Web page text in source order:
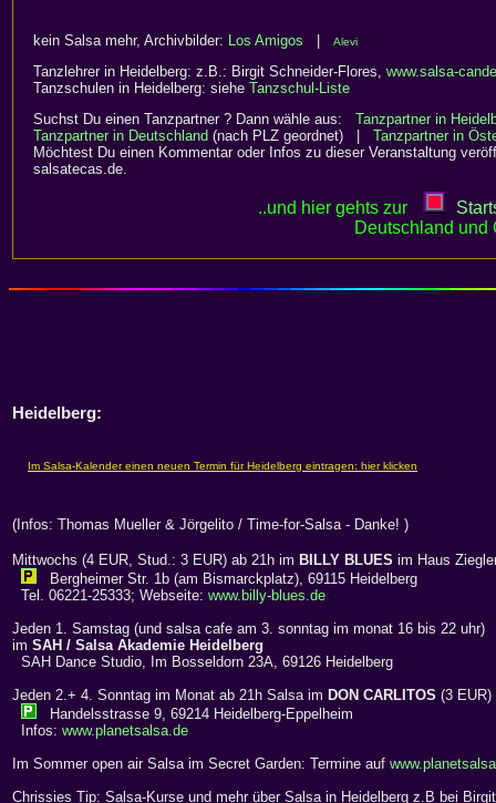
kein Salsa mehr, Archivbilder: Los Amigos Alevi
Tanzlehrer in Heidelberg: z.B.: Birgit Schneider-Flores, www.salsa-
Tanzschulen in Heidelberg: siehe Tanzschul-Liste
Suchst Du einen Tanzpartner ? Dann wähle aus: Tanzpartner in
Tanzpartner in Deutschland (nach PLZ geordnet) | Tanzpartner in
Möchtest Du einen Kommentar oder Infos zu dieser Veranstaltung
salsatecas.de.
..und hier gehts zur
Deutschland und
Heidelberg:
(Infos: Thomas Mueller & Jörgelito / Time-for-Salsa - Danke! )
Mittwochs (4 EUR, Stud.: 3 EUR) ab 21h im BILLY BLUES im Haus
Bergheimer Str. 1b (am Bismarckplatz), 69115 Heidelberg
Tel. 06221-25333; Webseite: www.billy-blues.de
Jeden 1. Samstag (und salsa cafe am 3. sonntag im monat 16 bis 22 uhr)
im SAH / Salsa Akademie Heidelberg
SAH Dance Studio, Im Bosseldorn 23A, 69126 Heidelberg
Jeden 2.+ 4. Sonntag im Monat ab 21h Salsa im DON CARLITOS (3 EUR)
Handelsstrasse 9, 69214 Heidelberg-Eppelheim
Infos: www.planetsalsa.de
Im Sommer open air Salsa im Secret Garden: Termine auf
Chrissies Tip: Salsa-Kurse und mehr über Salsa in Heidelberg z.B bei